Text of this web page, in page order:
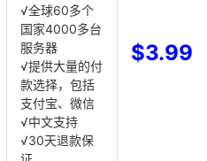
√全球60多个
国家4000多台
服务器
√提供大量的付
款选择，包括
支付宝、微信
√中文支持
√30天退款保
$3.99